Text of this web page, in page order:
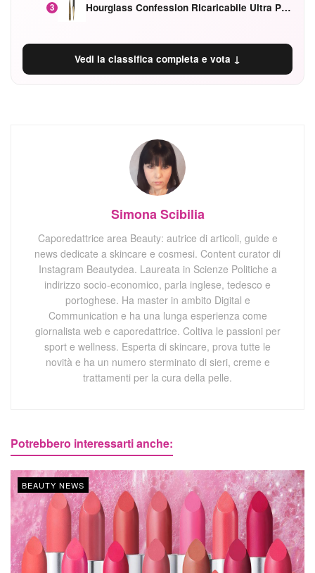
3 Hourglass Confession Ricaricabile Ultra Preciso Ad Alta Intensità Secretly Classic Red
Vedi la classifica completa e vota ↓
Simona Scibilia
Caporedattrice area Beauty: autrice di articoli, guide e
news dedicate a skincare e cosmesi. Content curator di
Instagram Beautydea. Laureata in Scienze Politiche a
indirizzo socio-economico, parla inglese, tedesco e
portoghese. Ha master in ambito Digital e
Communication e ha una lunga esperienza come
giornalista web e caporedattrice. Coltiva le passioni per
sport e wellness. Esperta di skincare, prova tutte le
novità e ha un numero sterminato di sieri, creme e
trattamenti per la cura della pelle.
Potrebbero interessarti anche:
BEAUTY NEWS